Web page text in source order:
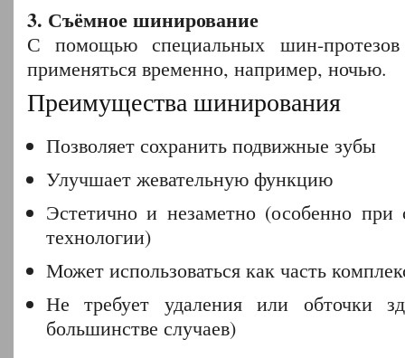
3. Съёмное шинирование
С помощью специальных шин-
применяться временно, например, ночью.
Преимущества шинирования
Позволяет сохранить подвижные зубы
Улучшает жевательную функцию
Эстетично и незаметно (особенно при
технологии)
Может использоваться как часть
Не требует удаления или обточки
большинстве случаев)